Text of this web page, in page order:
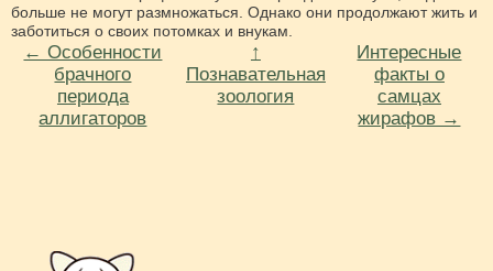
больше не могут размножаться. Однако они продолжают жить и
заботиться о своих потомках и внукам.
← Особенности
брачного
периода
аллигаторов
↑
Познавательная
зоология
Интересные
факты о
самцах
жирафов →